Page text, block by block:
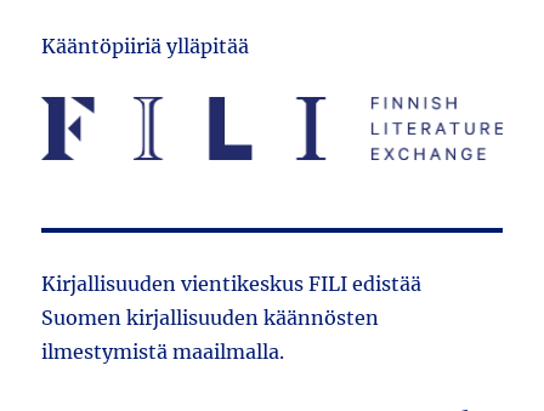
Kääntöpiiriä ylläpitää
Kirjallisuuden vientikeskus FILI edistää
Suomen kirjallisuuden käännösten
ilmestymistä maailmalla.